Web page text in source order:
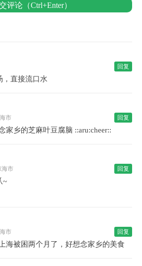
评论（Ctrl+Enter）
回复
，直接流口水
市 回复
家乡的芝麻叶豆腐脑 ::aru:cheer::
海市 回复
~
市 回复
海被困两个月了，好想念家乡的美食